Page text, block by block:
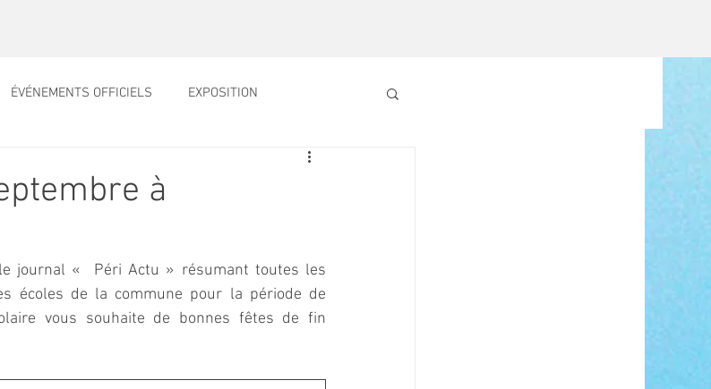
ÉVÉNEMENTS OFFICIELS EXPOSITION
Activité culture & musique
DE LOISIRS PREVENTION DE LA DELINQUANCE
à
journal «  Péri Actu » résumant toutes les
écoles de la commune pour la période de
vous souhaite de bonnes fêtes de fin